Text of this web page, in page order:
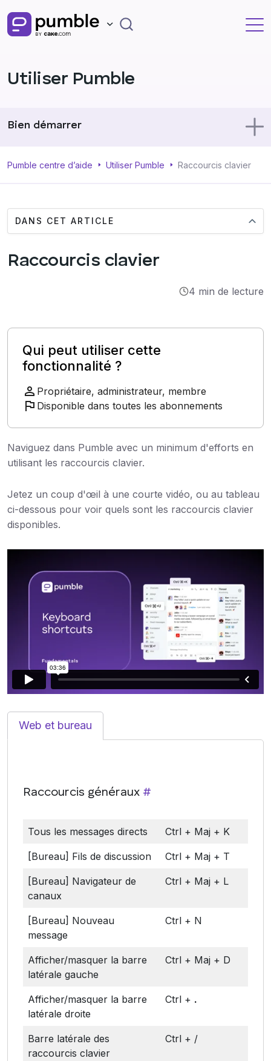
Utiliser Pumble
Bien démarrer
Utiliser Pumble
Pumble centre d’aide Utiliser Pumble Raccourcis clavier
DANS CET ARTICLE
Raccourcis clavier
4 min de lecture
Qui peut utiliser cette
fonctionnalité ?
Propriétaire, administrateur, membre
Disponible dans toutes les abonnements
Naviguez dans Pumble avec un minimum d'efforts en
utilisant les raccourcis clavier.
Jetez un coup d'œil à une courte vidéo, ou au tableau
ci-dessous pour voir quels sont les raccourcis clavier
disponibles.
Web et bureau
Raccourcis généraux #
Tous les messages directs Ctrl + Maj + K
[Bureau] Fils de discussion Ctrl + Maj + T
[Bureau] Navigateur de
canaux
Ctrl + Maj + L
[Bureau] Nouveau
message
Ctrl + N
Afficher/masquer la barre
latérale gauche
Ctrl + Maj + D
Afficher/masquer la barre
latérale droite
Ctrl + .
Barre latérale des
raccourcis clavier
Ctrl + /